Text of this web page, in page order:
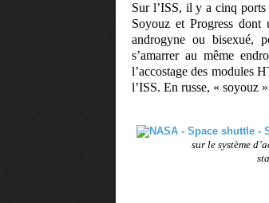
Sur l’ISS, il y a cinq
Soyouz et Progress
androgyne ou bisexué,
s’amarrer au même
l’accostage des modules
l’ISS. En russe, «
sur le système